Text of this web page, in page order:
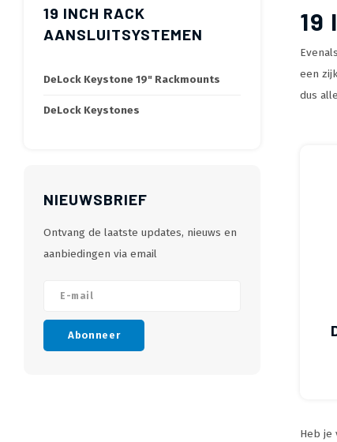
19 INCH RACK
AANSLUITSYSTEMEN
DeLock Keystone 19" Rackmounts
DeLock Keystones
NIEUWSBRIEF
Ontvang de laatste updates, nieuws en
aanbiedingen via email
Abonneer
19
een
dus
Heb je